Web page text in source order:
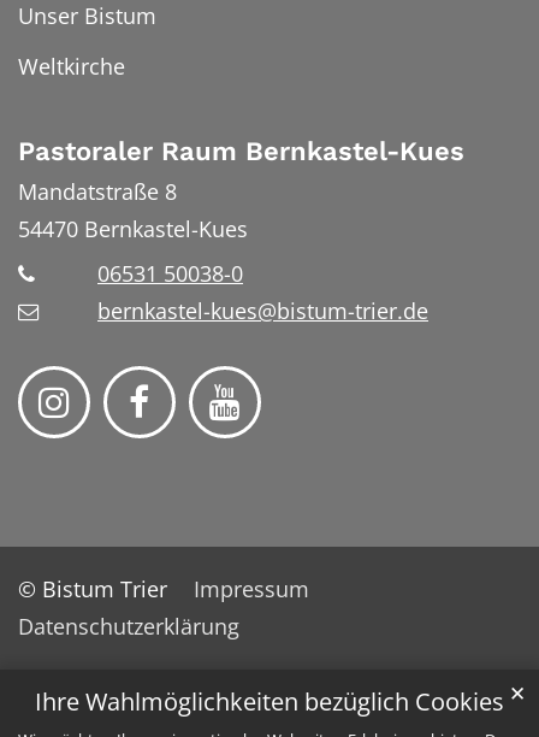
Ihre Wahlmöglichkeiten bezüglich Cookies ✕
Unser Bistum
Weltkirche
Pastoraler Raum Bernkastel-Kues
Mandatstraße 8
54470 Bernkastel-Kues
06531 50038-0
bernkastel-kues@bistum-trier.de
© Bistum Trier
Impressum
Datenschutzerklärung